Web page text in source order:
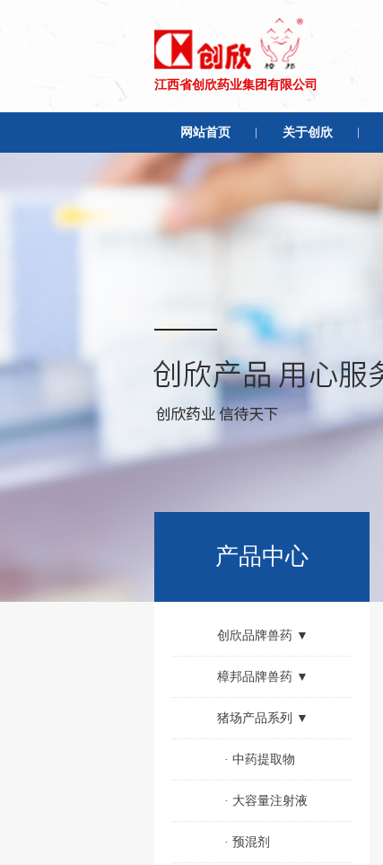
江西省创欣药业集团有限公司
网站首页 关于创欣
产品中心
创欣品牌兽药 ▼
樟邦品牌兽药 ▼
猪场产品系列 ▼
· 中药提取物
· 大容量注射液
· 预混剂